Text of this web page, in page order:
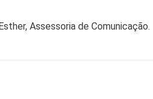
Assessoria de Comunicação.